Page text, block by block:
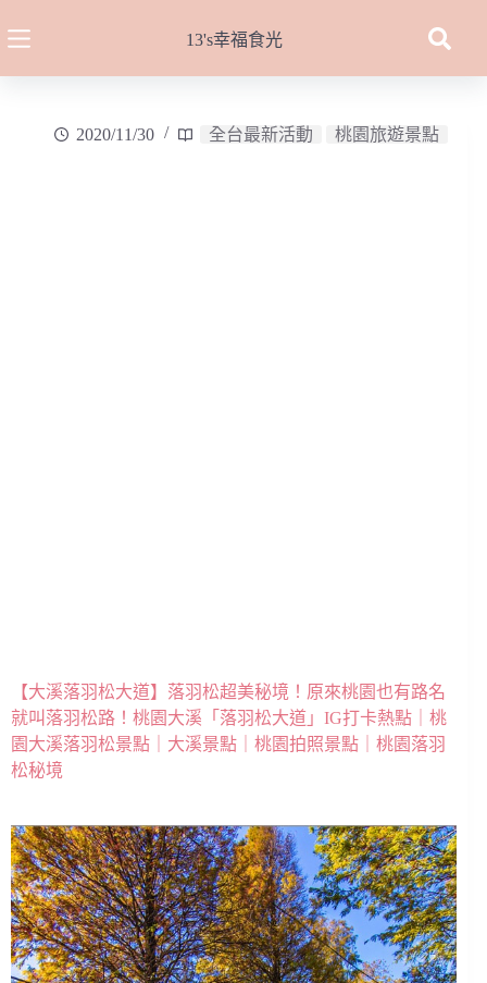
至
13's幸福食光
2020/11/30 全台最新活動 桃園旅遊景點
【大溪落羽松大道】落羽松超美秘境！原來桃園也有路名
就叫落羽松路！桃園大溪「落羽松大道」IG打卡熱點｜桃
園大溪落羽松景點｜大溪景點｜桃園拍照景點｜桃園落羽
松秘境